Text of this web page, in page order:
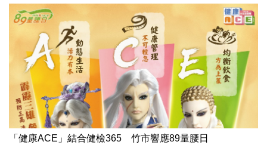
「健康ACE」結合健檢365 竹市響應89量腰日